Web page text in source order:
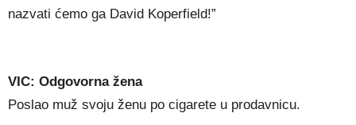
nazvati ćemo ga David Koperfield!”
VIC: Odgovorna žena
Poslao muž svoju ženu po cigarete u prodavnicu.